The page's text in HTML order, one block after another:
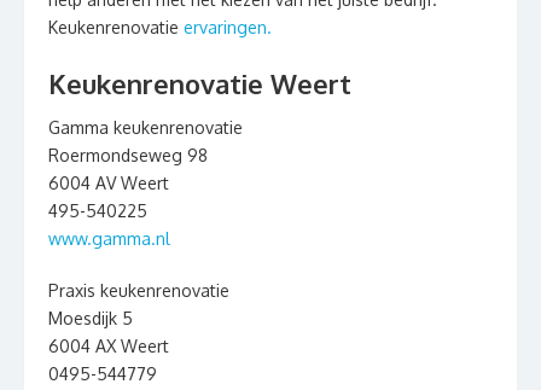
Keukenrenovatie ervaringen.
Keukenrenovatie Weert
Gamma keukenrenovatie
Roermondseweg 98
6004 AV Weert
495-540225
www.gamma.nl
Praxis keukenrenovatie
Moesdijk 5
6004 AX Weert
0495-544779